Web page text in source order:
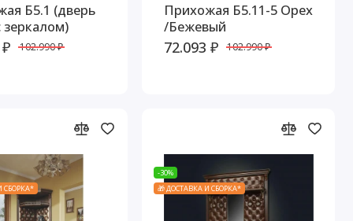
Б5.1 (дверь
зеркалом)
102.990 ₽
Прихожая Б5.11-5 Орех
/Бежевый
72.093 ₽ 102.990 ₽
СБОРКА*
-30%
🎁 ДОСТАВКА И СБОРКА*